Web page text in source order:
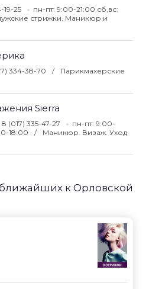
19-25
пн-пт: 9:00-21:00 сб,вс:
стрижки. Маникюр и
334-38-70
Парикмахерские
Sierra
8 (017) 335-47-27
пн-пт: 9:00-
18:00
Маникюр. Визаж. Уход
к Орловской